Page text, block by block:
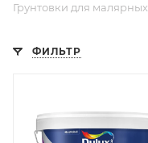
Грунтовки для
ФИЛЬТР